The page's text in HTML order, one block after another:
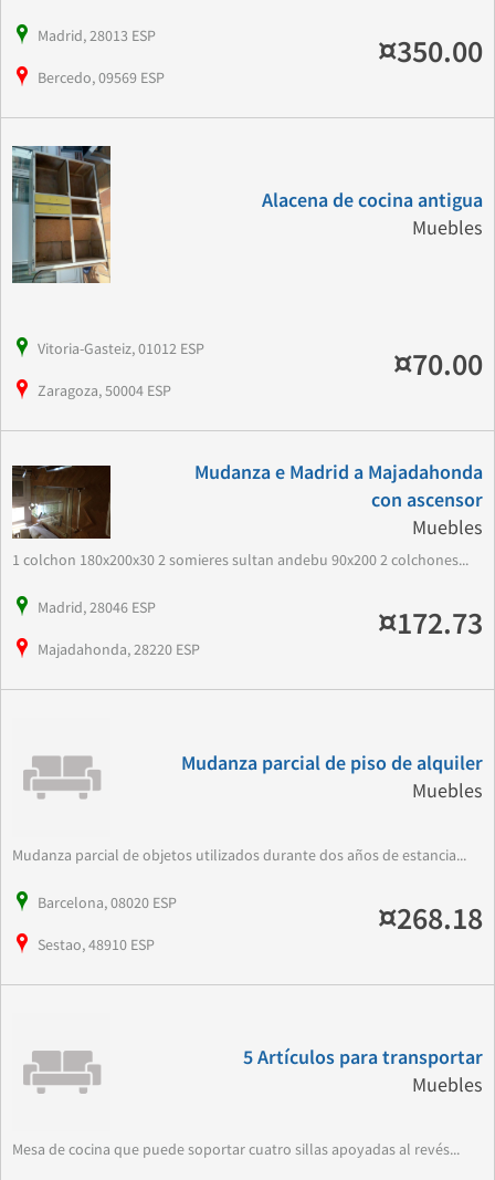
Madrid, 28013 ESP
Bercedo, 09569 ESP
¤350.00
Alacena de cocina antigua
Muebles
Vitoria-Gasteiz, 01012 ESP
Zaragoza, 50004 ESP
¤70.00
Mudanza e Madrid a Majadahonda
con ascensor
Muebles
1 colchon 180x200x30 2 somieres sultan andebu 90x200 2 colchones...
Madrid, 28046 ESP
Majadahonda, 28220 ESP
¤172.73
Mudanza parcial de piso de alquiler
Muebles
Mudanza parcial de objetos utilizados durante dos años de estancia...
Barcelona, 08020 ESP
Sestao, 48910 ESP
¤268.18
5 Artículos para transportar
Muebles
Mesa de cocina que puede soportar cuatro sillas apoyadas al revés...